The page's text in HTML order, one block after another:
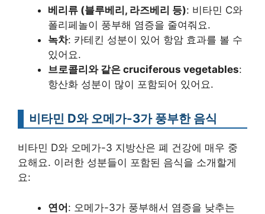
베리류 (블루베리, 라즈베리 등): 비타민 C와
폴리페놀이 풍부해 염증을 줄여줘요.
녹차: 카테킨 성분이 있어 항암 효과를 볼 수
있어요.
브로콜리와 같은 cruciferous vegetables:
항산화 성분이 많이 포함되어 있어요.
비타민 D와 오메가-3가 풍부한 음식
비타민 D와 오메가-3 지방산은 폐 건강에 매우 중
요해요. 이러한 성분들이 포함된 음식을 소개할게
요:
연어: 오메가-3가 풍부해서 염증을 낮추는